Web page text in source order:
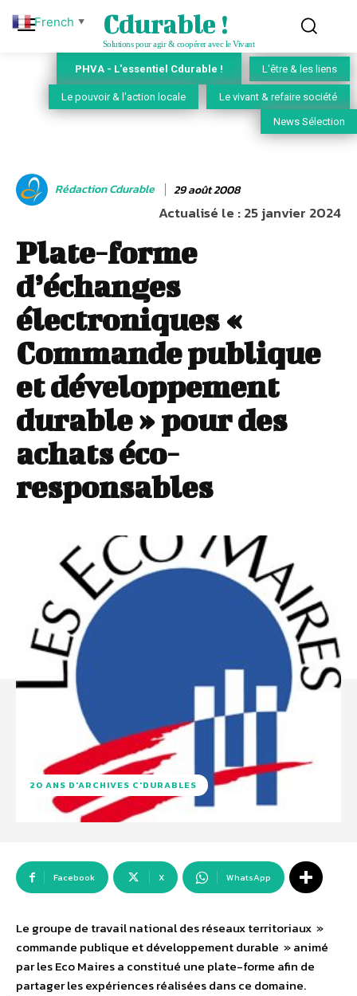
Cdurable !
Solutions pour agir & coopérer avec le Vivant
PHVA - L'essentiel Cdurable ! L'être & les liens
Le pouvoir & l'action locale Le vivant & refaire société
News Sélection
Rédaction Cdurable 29 août 2008
Actualisé le :25 janvier 2024
Plate-forme
d’échanges
électroniques «
Commande publique
et développement
durable » pour des
achats éco-
responsables
20 ANS D'ARCHIVES C'DURABLES
Facebook X WhatsApp
Le groupe de travail national des réseaux territoriaux »
commande publique et développement durable » animé
par les Eco Maires a constitué une plate-forme afin de
partager les expériences réalisées dans ce domaine.
French ▼